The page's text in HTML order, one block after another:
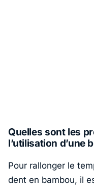
Quelles sont les
l’utilisation d’une
Pour rallonger le
dent en bambou, il